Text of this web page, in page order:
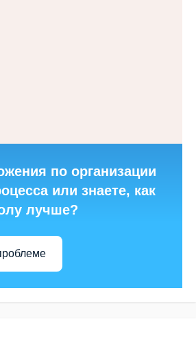
по организации
или знаете, как
лучше?